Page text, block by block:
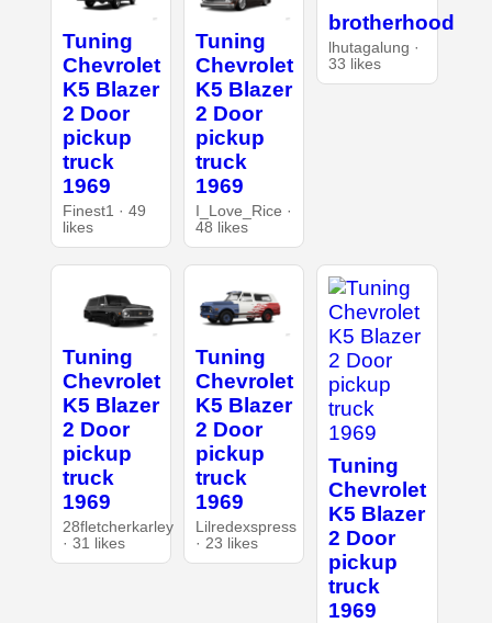
Tuning
Chevrolet
K5 Blazer
2 Door
pickup
truck
1969
Finest1 · 49
likes
Tuning
Chevrolet
K5 Blazer
2 Door
pickup
truck
1969
I_Love_Rice ·
48 likes
brotherhood
lhutagalung ·
33 likes
Tuning
Chevrolet
K5 Blazer
2 Door
pickup
truck
1969
28fletcherkarley
· 31 likes
Tuning
Chevrolet
K5 Blazer
2 Door
pickup
truck
1969
Lilredexspress
· 23 likes
Tuning
Chevrolet
K5 Blazer
2 Door
pickup
truck
1969